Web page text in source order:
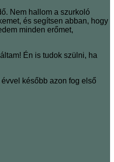
Nem hallom a szurkoló
és segítsen abban, hogy
minden erőmet,
Én is tudok szülni, ha
később azon fog első